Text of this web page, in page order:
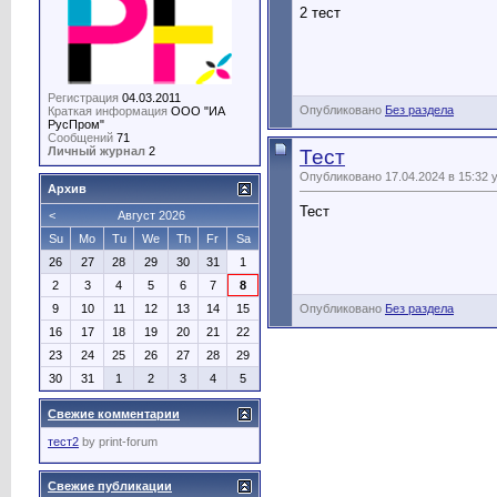
2 тест
Опубликовано Без раздела
Тест
Опубликовано 17.04.2024 в 15:32
Тест
Опубликовано Без раздела
Регистрация 04.03.2011
Краткая информация ООО "ИА
РусПром"
Сообщений 71
Личный журнал 2
Архив
<
Август 2026
Su
Mo Tu We Th Fr
Sa
26
27 28 29 30 31
1
2
3 4 5 6 7
8
9
10 11 12 13 14
15
16
17 18 19 20 21
22
23
24 25 26 27 28
29
30
31 1 2 3 4 5
Свежие комментарии
тест2 by print-forum
Свежие публикации